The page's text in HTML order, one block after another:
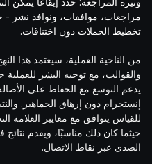
مراجعات، موافقات، ونوافذ نشر
تخطيط الحملات دون اختناقات.
من الناحية العملية، سيعتمد هذا
والقوالب، مع توجيه البشر للعملية
يدعم التوسع مع الحفاظ على
إنستجرام دون إرهاق الجماهير.
للقياس يتوافق مع معايير العلامة
حيثما كان ذلك مناسبًا، ويقدم
الصدى عبر نقاط الاتصال.